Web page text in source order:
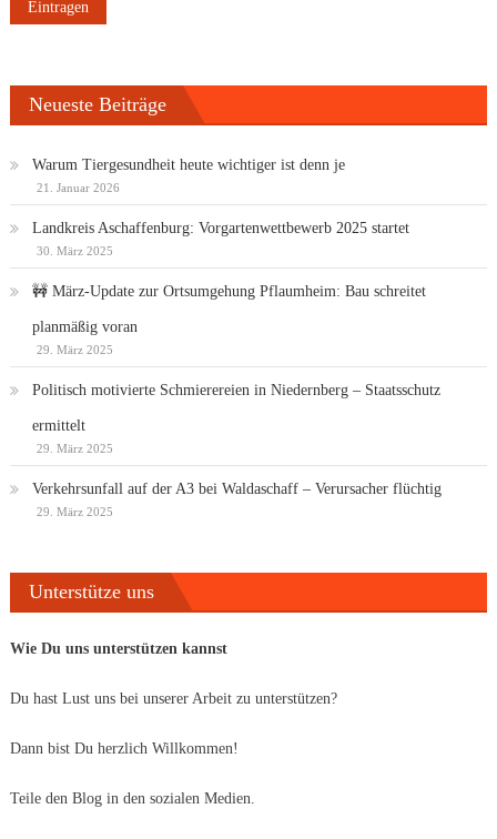
Neueste Beiträge
Warum Tiergesundheit heute wichtiger ist denn je
21. Januar 2026
Landkreis Aschaffenburg: Vorgartenwettbewerb 2025 startet
30. März 2025
🚧 März-Update zur Ortsumgehung Pflaumheim: Bau schreitet
planmäßig voran
29. März 2025
Politisch motivierte Schmierereien in Niedernberg – Staatsschutz
ermittelt
29. März 2025
Verkehrsunfall auf der A3 bei Waldaschaff – Verursacher flüchtig
29. März 2025
Unterstütze uns
Wie Du uns unterstützen kannst
Du hast Lust uns bei unserer Arbeit zu unterstützen?
Dann bist Du herzlich Willkommen!
Teile den Blog in den sozialen Medien.